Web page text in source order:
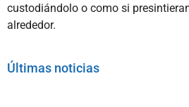
custodiándolo o como si
alrededor.
Últimas noticias